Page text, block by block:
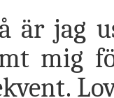
är jag
mig